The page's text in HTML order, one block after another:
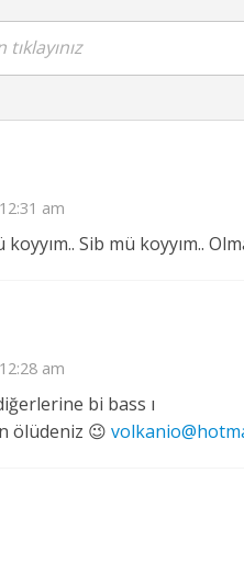
am
Sib mü koyyım..
am
bi bass ı
ölüdeniz 😉